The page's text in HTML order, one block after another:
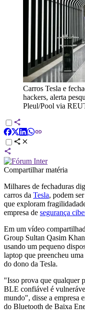
Carros Tesla e
hackers, alerta
Pleul/Pool via
Compartilhar matéria
Milhares de fechaduras
carros da Tesla, podem
que exploram
empresa de segurança
Em um vídeo
Group Sultan Qasim
usando um pequeno
laptop que preencheu
do dono da Tesla.
"Isso prova que qualquer
BLE confiável é
mundo", disse a empresa
do Bluetooth de Baixa